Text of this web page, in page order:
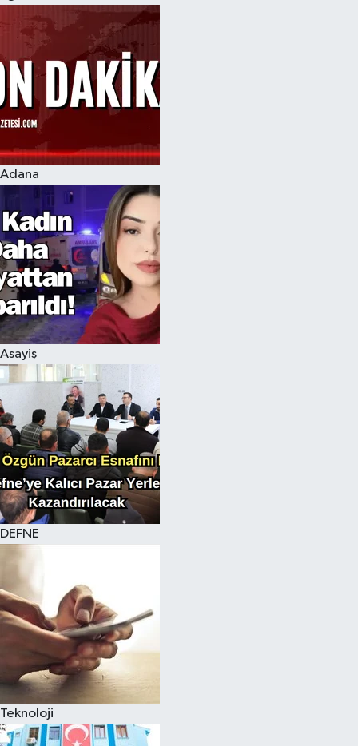
Adana
Asayiş
DEFNE
Teknoloji